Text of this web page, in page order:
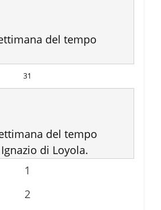
del tempo
31
del tempo
di Loyola.
1
2